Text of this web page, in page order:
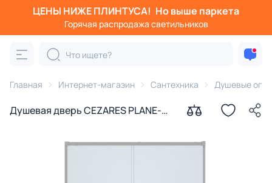
ЦЕНЫ НИЖЕ ПЛИНТУСА! Но выше паркета
Горячая распродажа светильников
Главная Интернет-магазин Сантехника Душевые
Душевая дверь CEZARES PLANE-
стекло прозрачное